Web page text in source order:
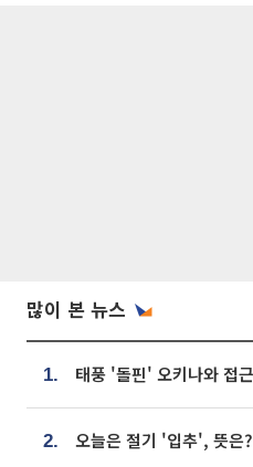
많이 본 뉴스
1.
2. 오늘은 절기 '입추', 뜻은?